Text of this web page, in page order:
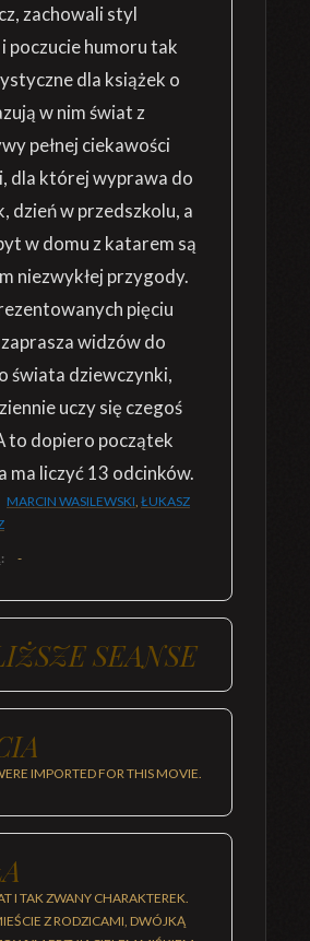
zachowali styl
poczucie humoru tak
dla książek o
w nim świat z
pełnej ciekawości
dla której wyprawa do
dzień w przedszkolu, a
w domu z katarem są
niezwykłej przygody.
pięciu
widzów do
świata dziewczynki,
uczy się czegoś
to dopiero początek
ma liczyć 13 odcinków.
MARCIN WASILEWSKI, ŁUKASZ
-
SEANSE
IMPORTED FOR THIS MOVIE.
I TAK ZWANY CHARAKTEREK.
Z RODZICAMI, DWÓJKĄ